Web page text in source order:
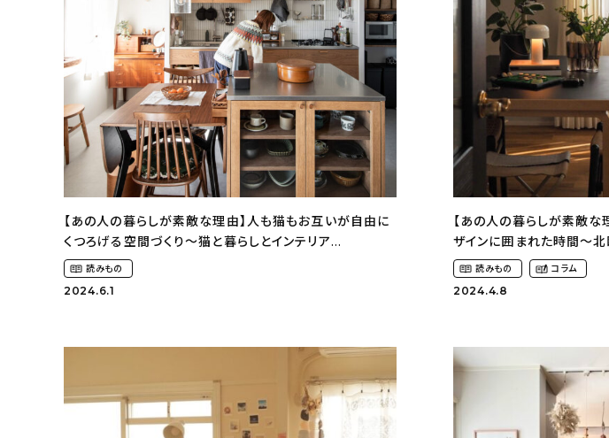
【あの人の暮らしが素敵な理由】人も猫もお互いが自由に
くつろげる空間づくり〜猫と暮らしとインテリア
（wakuwaku_chikuwa_chanさん）
読みもの
2024.6.1
【あの人の暮らしが素敵な
ザインに囲まれた時間〜北
（cone__________noieさ
読みもの コラム
2024.4.8